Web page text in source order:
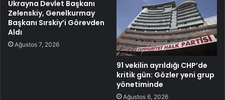
Ukrayna Devlet Başkanı
Zelenskiy, Genelkurmay
Başkanı Sırskiy’i Görevden
Aldı
Ağustos 7, 2026
91 vekilin ayrıldığı CHP’de
kritik gün: Gözler yeni grup
yönetiminde
Ağustos 6, 2026